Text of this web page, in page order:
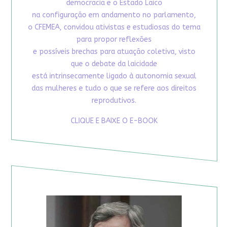
democracia e o Estado Laico
na configuração em andamento no parlamento,
o CFEMEA, convidou ativistas e estudiosas do tema
para propor reflexões
e possíveis brechas para atuação coletiva, visto
que o debate da laicidade
está intrinsecamente ligado à autonomia sexual
das mulheres e tudo o que se refere aos direitos
reprodutivos.
CLIQUE E BAIXE O E-BOOK